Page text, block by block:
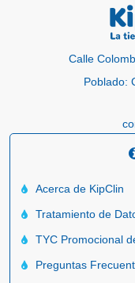
Calle
Poblado:
Acerca de KipClin
Tratamiento de
TYC Promocional
Preguntas